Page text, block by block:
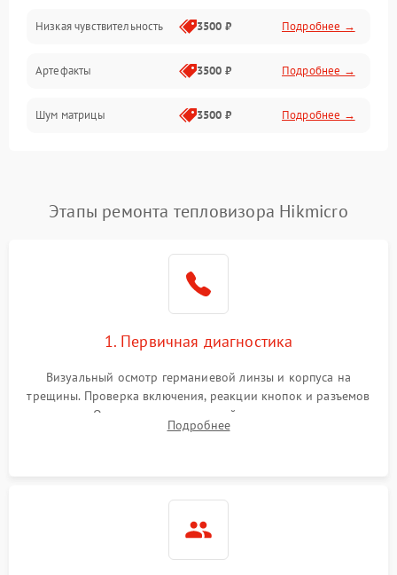
Измерения
Матрица
Проблемы питания
Сбои коммуникаций и интерфейсов
Экран (дисплей)
Низкая чувствительность 3500 ₽ Подробнее →
Артефакты 3500 ₽ Подробнее →
Шум матрицы 3500 ₽ Подробнее →
Этапы ремонта тепловизора Hikmicro
1. Первичная диагностика
Визуальный осмотр германиевой линзы и корпуса на
трещины. Проверка включения, реакции кнопок и разъемов
зарядки. Оценка вывода тепловой сигнатуры на экран,
проверка базовых функций и считывание системных
Подробнее